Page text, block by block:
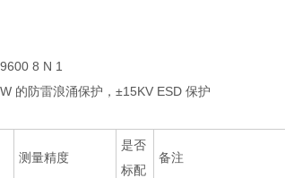
8 N 1
的防雷浪涌保护，±15KV ESD 保护
测量精度
是否
标配
备注